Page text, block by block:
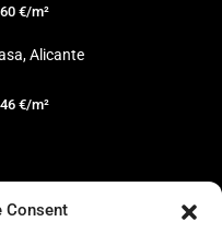
Consent
€/m²
Alicante
€/m²